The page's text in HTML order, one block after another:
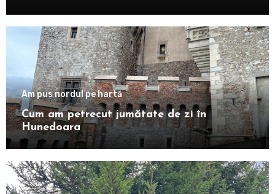
Am pus nordul pe hartă
Cum am petrecut jumătate de zi în
Hunedoara